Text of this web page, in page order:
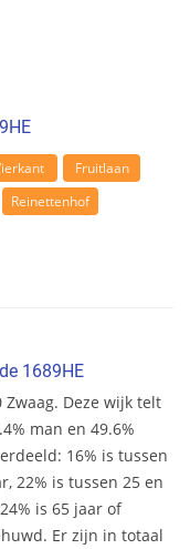
Fruitlaan
Reinettenhof
1689HE
Zwaag. Deze wijk telt
man en 49.6%
16% is tussen
22% is tussen 25 en
is 65 jaar of
Er zijn in totaal